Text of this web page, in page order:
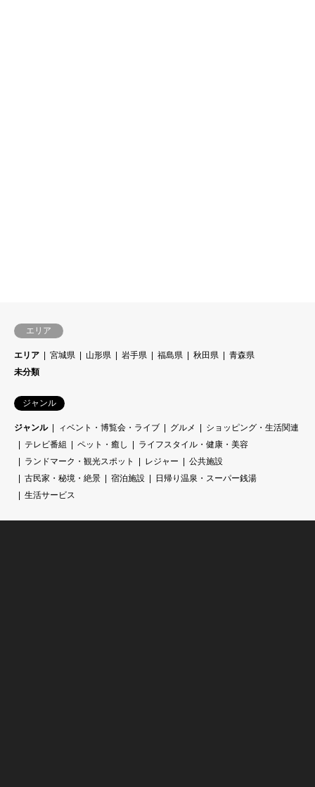
エリア
エリア 宮城県 山形県 岩手県 福島県 秋田県
青森県
未分類
ジャンル
ジャンル ィベント・博覧会・ライブ グルメ
ショッピング・生活関連
テレビ番組
ペット・癒し
ライフスタイル・健康・美容
ランドマーク・観光スポット
レジャー
公共施設
古民家・秘境・絶景
宿泊施設
日帰り温泉・スーパー銭湯
生活サービス